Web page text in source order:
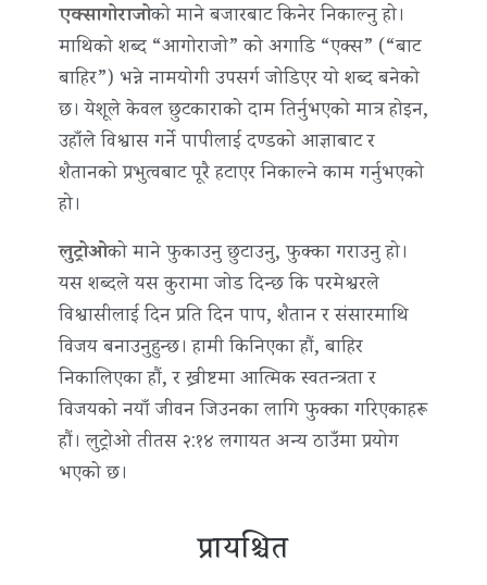
एक्सागोराजोको माने बजारबाट किनेर निकाल्नु हो।
माथिको शब्द “आगोराजो” को अगाडि “एक्स” (“बाट
बाहिर”) भन्ने नामयोगी उपसर्ग जोडिएर यो शब्द बनेको
छ। येशूले केवल छुटकाराको दाम तिर्नुभएको मात्र होइन,
उहाँले विश्वास गर्ने पापीलाई दण्डको आज्ञाबाट र
शैतानको प्रभुत्वबाट पूरै हटाएर निकाल्ने काम गर्नुभएको
हो।
लुट्रोओको माने फुकाउनु छुटाउनु, फुक्का गराउनु हो।
यस शब्दले यस कुरामा जोड दिन्छ कि परमेश्वरले
विश्वासीलाई दिन प्रति दिन पाप, शैतान र संसारमाथि
विजय बनाउनुहुन्छ। हामी किनिएका हौं, बाहिर
निकालिएका हौं, र ख्रीष्टमा आत्मिक स्वतन्त्रता र
विजयको नयाँ जीवन जिउनका लागि फुक्का गरिएकाहरू
हौं। लुट्रोओ तीतस २:१४ लगायत अन्य ठाउँमा प्रयोग
भएको छ।
प्रायश्चित